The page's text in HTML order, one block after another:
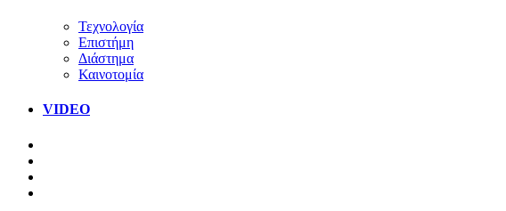
Τεχνολογία
Επιστήμη
Διάστημα
Καινοτομία
VIDEO